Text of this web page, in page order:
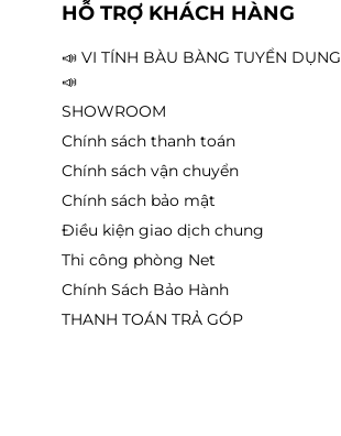
HỖ TRỢ KHÁCH HÀNG
📣 VI TÍNH BÀU BÀNG TUYỂN DỤNG
📣
SHOWROOM
Chính sách thanh toán
Chính sách vận chuyển
Chính sách bảo mật
Điều kiện giao dịch chung
Thi công phòng Net
Chính Sách Bảo Hành
THANH TOÁN TRẢ GÓP